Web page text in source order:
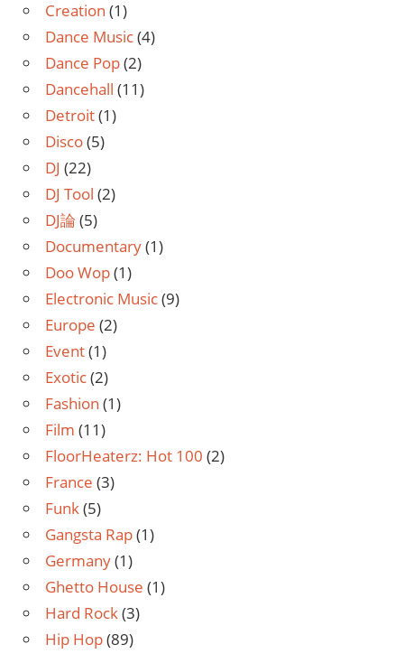
Creation (1)
Dance Music(4)
Dance Pop(2)
Dancehall (11)
Detroit(1)
Disco(5)
DJ (22)
DJ Tool (2)
DJ論 (5)
Documentary(1)
Doo Wop(1)
Electronic Music(9)
Europe (2)
Event(1)
Exotic(2)
Fashion (1)
Film (11)
FloorHeaterz: Hot 100 (2)
France (3)
Funk(5)
Gangsta Rap(1)
Germany(1)
Ghetto House (1)
Hard Rock(3)
Hip Hop(89)